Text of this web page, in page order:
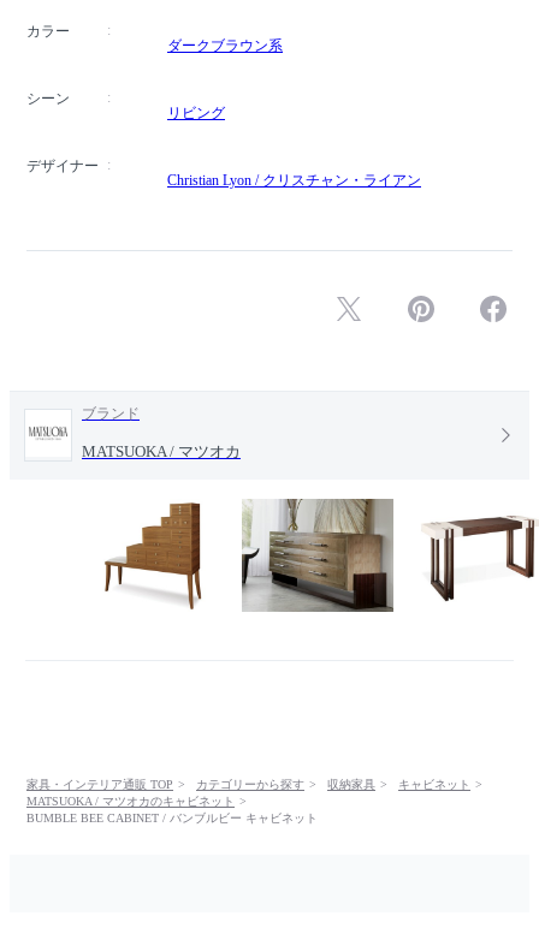
カラー
ダークブラウン系
シーン
リビング
デザイナー
Christian Lyon / クリスチャン・ライアン
ブランド
MATSUOKA / マツオカ
家具・インテリア通販 TOP カテゴリーから探す 収納家具
キャビネット
MATSUOKA / マツオカのキャビネット
BUMBLE BEE CABINET / バンブルビー キャビネット